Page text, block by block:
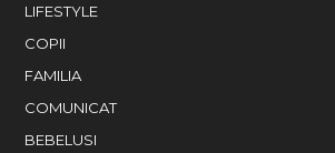
LIFESTYLE
COPII
FAMILIA
COMUNICAT
BEBELUSI